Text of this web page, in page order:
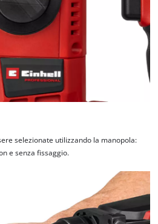
selezionate utilizzando la manopola:
e senza fissaggio.